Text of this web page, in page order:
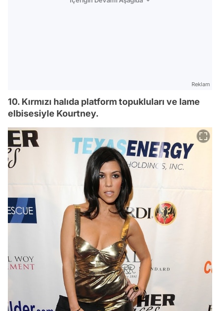
Reklam
10. Kırmızı halıda platform topukluları ve lame
elbisesiyle Kourtney.